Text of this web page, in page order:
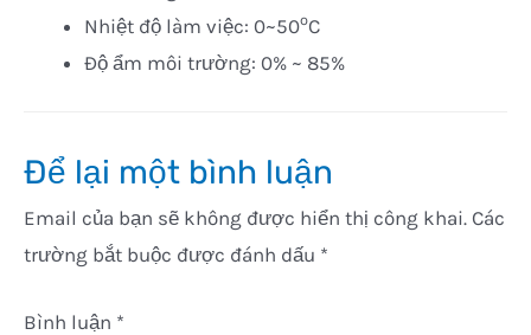
Nhiệt độ làm việc: 0~50oC
Độ ẩm môi trường: 0% ~ 85%
Để lại một bình luận
Email của bạn sẽ không được hiển thị công khai. Các
trường bắt buộc được đánh dấu *
Bình luận *